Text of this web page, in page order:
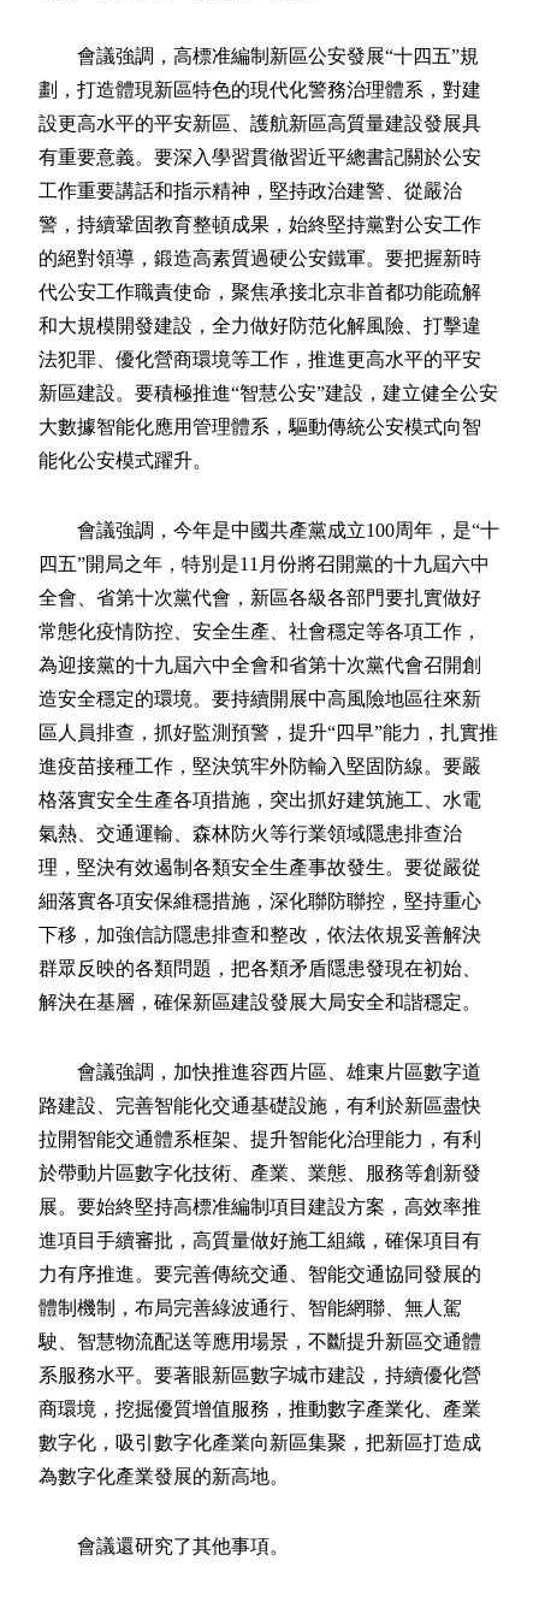
會議強調，高標准編制新區公安發展“十四五”規
劃，打造體現新區特色的現代化警務治理體系，對建
設更高水平的平安新區、護航新區高質量建設發展具
有重要意義。要深入學習貫徹習近平總書記關於公安
工作重要講話和指示精神，堅持政治建警、從嚴治
警，持續鞏固教育整頓成果，始終堅持黨對公安工作
的絕對領導，鍛造高素質過硬公安鐵軍。要把握新時
代公安工作職責使命，聚焦承接北京非首都功能疏解
和大規模開發建設，全力做好防范化解風險、打擊違
法犯罪、優化營商環境等工作，推進更高水平的平安
新區建設。要積極推進“智慧公安”建設，建立健全公安
大數據智能化應用管理體系，驅動傳統公安模式向智
能化公安模式躍升。
會議強調，今年是中國共產黨成立100周年，是“十
四五”開局之年，特別是11月份將召開黨的十九屆六中
全會、省第十次黨代會，新區各級各部門要扎實做好
常態化疫情防控、安全生產、社會穩定等各項工作，
為迎接黨的十九屆六中全會和省第十次黨代會召開創
造安全穩定的環境。要持續開展中高風險地區往來新
區人員排查，抓好監測預警，提升“四早”能力，扎實推
進疫苗接種工作，堅決筑牢外防輸入堅固防線。要嚴
格落實安全生產各項措施，突出抓好建筑施工、水電
氣熱、交通運輸、森林防火等行業領域隱患排查治
理，堅決有效遏制各類安全生產事故發生。要從嚴從
細落實各項安保維穩措施，深化聯防聯控，堅持重心
下移，加強信訪隱患排查和整改，依法依規妥善解決
群眾反映的各類問題，把各類矛盾隱患發現在初始、
解決在基層，確保新區建設發展大局安全和諧穩定。
會議強調，加快推進容西片區、雄東片區數字道
路建設、完善智能化交通基礎設施，有利於新區盡快
拉開智能交通體系框架、提升智能化治理能力，有利
於帶動片區數字化技術、產業、業態、服務等創新發
展。要始終堅持高標准編制項目建設方案，高效率推
進項目手續審批，高質量做好施工組織，確保項目有
力有序推進。要完善傳統交通、智能交通協同發展的
體制機制，布局完善綠波通行、智能網聯、無人駕
駛、智慧物流配送等應用場景，不斷提升新區交通體
系服務水平。要著眼新區數字城市建設，持續優化營
商環境，挖掘優質增值服務，推動數字產業化、產業
數字化，吸引數字化產業向新區集聚，把新區打造成
為數字化產業發展的新高地。
會議還研究了其他事項。